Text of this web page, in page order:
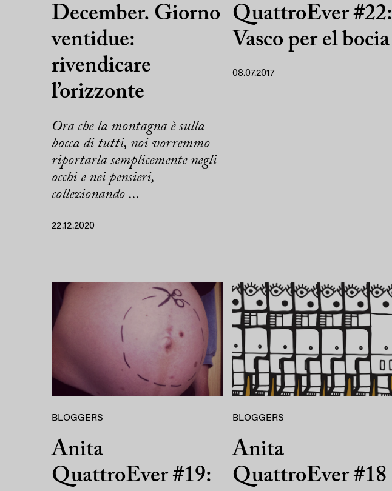
December. Giorno
ventidue:
rivendicare
l’orizzonte
Ora che la montagna è sulla
bocca di tutti, noi vorremmo
riportarla semplicemente negli
occhi e nei pensieri,
collezionando ...
22.12.2020
QuattroEver #22:
Vasco per el bocia
08.07.2017
BLOGGERS
Anita
QuattroEver #19:
BLOGGERS
Anita
QuattroEver #18